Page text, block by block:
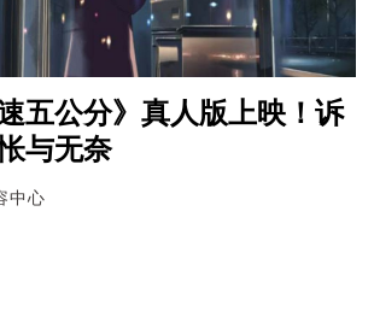
五公分》真人版上映！诉
与无奈
中心